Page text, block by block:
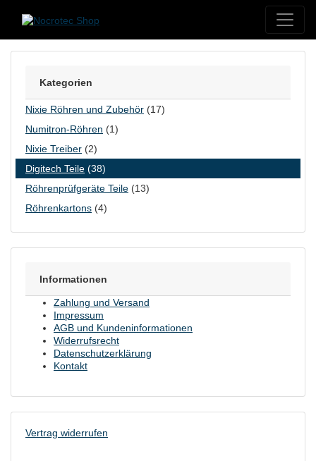
Kategorien
Nixie Röhren und Zubehör (17)
Numitron-Röhren (1)
Nixie Treiber (2)
Digitech Teile (38)
Röhrenprüfgeräte Teile (13)
Röhrenkartons (4)
Informationen
Zahlung und Versand
Impressum
AGB und Kundeninformationen
Widerrufsrecht
Datenschutzerklärung
Kontakt
Vertrag widerrufen